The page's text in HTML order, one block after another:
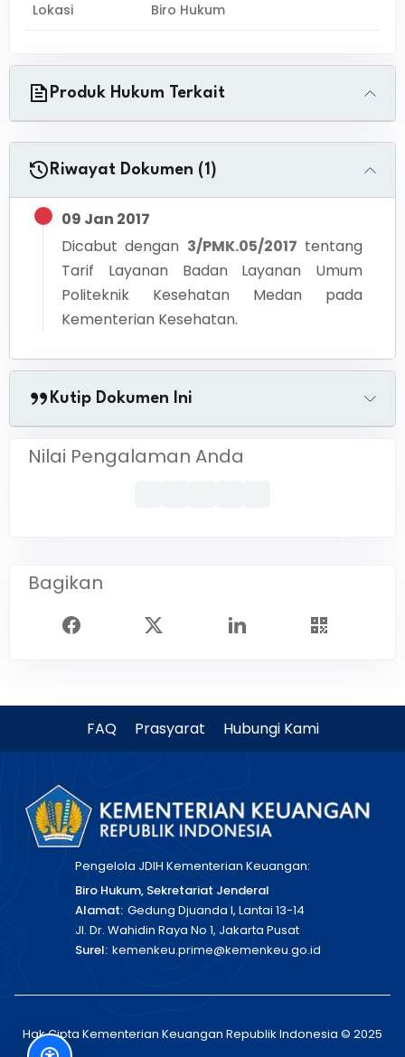
Lokasi Biro Hukum
Produk Hukum Terkait
Riwayat Dokumen (1)
09 Jan 2017
Dicabut dengan 3/PMK.05/2017 tentang
Tarif Layanan Badan Layanan Umum
Politeknik Kesehatan Medan pada
Kementerian Kesehatan.
Kutip Dokumen Ini
Nilai Pengalaman Anda
Bagikan
FAQ Prasyarat Hubungi Kami
Pengelola JDIH Kementerian Keuangan:
Biro Hukum, Sekretariat Jenderal
Alamat: Gedung Djuanda I, Lantai 13-14
Jl. Dr. Wahidin Raya No 1, Jakarta Pusat
Surel: kemenkeu.prime@kemenkeu.go.id
Hak Cipta Kementerian Keuangan Republik Indonesia © 2025